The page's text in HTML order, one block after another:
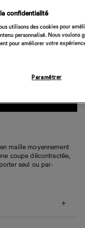
maille moyennement
coupe décontractée,
seul ou par-
confidentialité
utilisons des cookies pour
personnalisé. Nous
pour améliorer votre
Paramétrer